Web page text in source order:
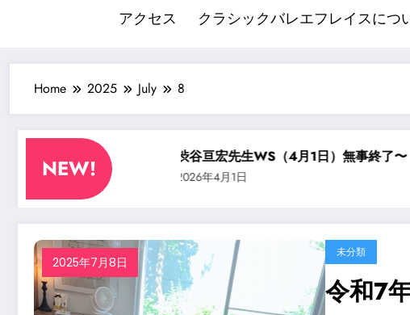
アクセス クラシックバレエフレイスにつ
Home 2025 July 8
NEW!
生ソロ公演に・・？ 渋谷亘宏先生WS（4月1日）無事終了〜
2026年4月1日
2025年7月8日
未分類
令和7